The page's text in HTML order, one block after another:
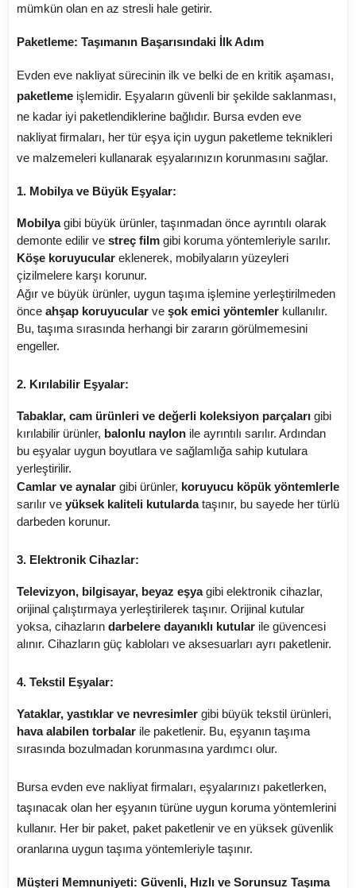
mümkün olan en az stresli hale getirir.
Paketleme: Taşımanın Başarısındaki İlk Adım
Evden eve nakliyat sürecinin ilk ve belki de en kritik aşaması,
paketleme işlemidir. Eşyaların güvenli bir şekilde saklanması,
ne kadar iyi paketlendiklerine bağlıdır. Bursa evden eve
nakliyat firmaları, her tür eşya için uygun paketleme teknikleri
ve malzemeleri kullanarak eşyalarınızın korunmasını sağlar.
1. Mobilya ve Büyük Eşyalar:
Mobilyagibi büyük ürünler, taşınmadan önce ayrıntılı olarak
demonte edilir ve streç film gibi koruma yöntemleriyle sarılır.
Köşe koruyucular eklenerek, mobilyaların yüzeyleri
çizilmelere karşı korunur.
Ağır ve büyük ürünler, uygun taşıma işlemine yerleştirilmeden
önce ahşap koruyucular ve şok emici yöntemler kullanılır.
Bu, taşıma sırasında herhangi bir zararın görülmemesini
engeller.
2. Kırılabilir Eşyalar:
Tabaklar, cam ürünleri ve değerli koleksiyon parçaları gibi
kırılabilir ürünler, balonlu naylon ile ayrıntılı sarılır. Ardından
bu eşyalar uygun boyutlara ve sağlamlığa sahip kutulara
yerleştirilir.
Camlar ve aynalar gibi ürünler, koruyucu köpük yöntemlerle
sarılır ve yüksek kaliteli kutulardataşınır, bu sayede her türlü
darbeden korunur.
3. Elektronik Cihazlar:
Televizyon, bilgisayar, beyaz eşyagibi elektronik cihazlar,
orijinal çalıştırmaya yerleştirilerek taşınır. Orijinal kutular
yoksa, cihazların darbelere dayanıklı kutular ile güvencesi
alınır. Cihazların güç kabloları ve aksesuarları ayrı paketlenir.
4. Tekstil Eşyalar:
Yataklar, yastıklar ve nevresimler gibi büyük tekstil ürünleri,
hava alabilen torbalar ile paketlenir. Bu, eşyanın taşıma
sırasında bozulmadan korunmasına yardımcı olur.
Bursa evden eve nakliyat firmaları, eşyalarınızı paketlerken,
taşınacak olan her eşyanın türüne uygun koruma yöntemlerini
kullanır. Her bir paket, paket paketlenir ve en yüksek güvenlik
oranlarına uygun taşıma yöntemleriyle taşınır.
Müşteri Memnuniyeti: Güvenli, Hızlı ve Sorunsuz Taşıma